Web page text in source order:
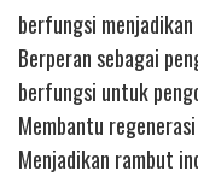
berfungsi
Berperan sebagai
berfungsi untuk
Membantu
Menjadikan rambut